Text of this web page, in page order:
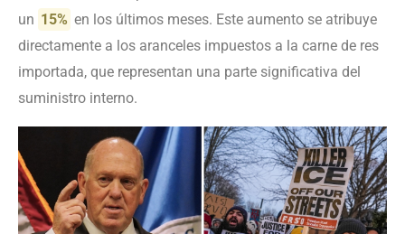
un 15% en los últimos meses. Este aumento se atribuye
directamente a los aranceles impuestos a la carne de res
importada, que representan una parte significativa del
suministro interno.